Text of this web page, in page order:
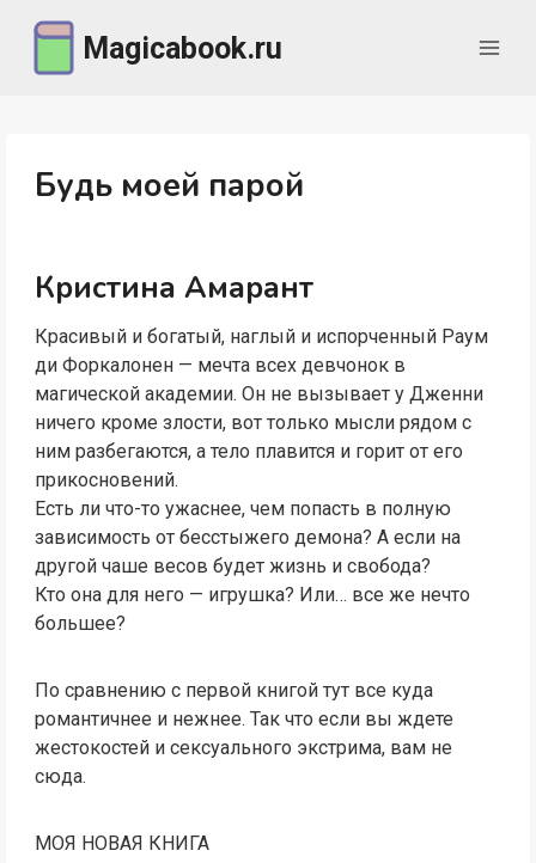
содержимому
Magicabook.ru
Будь моей парой
Кристина Амарант
Красивый и богатый, наглый и испорченный Раум
ди Форкалонен — мечта всех девчонок в
магической академии. Он не вызывает у Дженни
ничего кроме злости, вот только мысли рядом с
ним разбегаются, а тело плавится и горит от его
прикосновений.
Есть ли что-то ужаснее, чем попасть в полную
зависимость от бесстыжего демона? А если на
другой чаше весов будет жизнь и свобода?
Кто она для него — игрушка? Или… все же нечто
большее?
По сравнению с первой книгой тут все куда
романтичнее и нежнее. Так что если вы ждете
жестокостей и сексуального экстрима, вам не
сюда.
МОЯ НОВАЯ КНИГА